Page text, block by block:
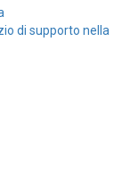
di supporto nella